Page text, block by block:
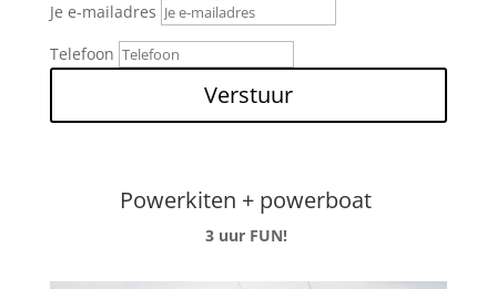
Je e-mailadres
Telefoon
Verstuur
Powerkiten + powerboat
3 uur FUN!